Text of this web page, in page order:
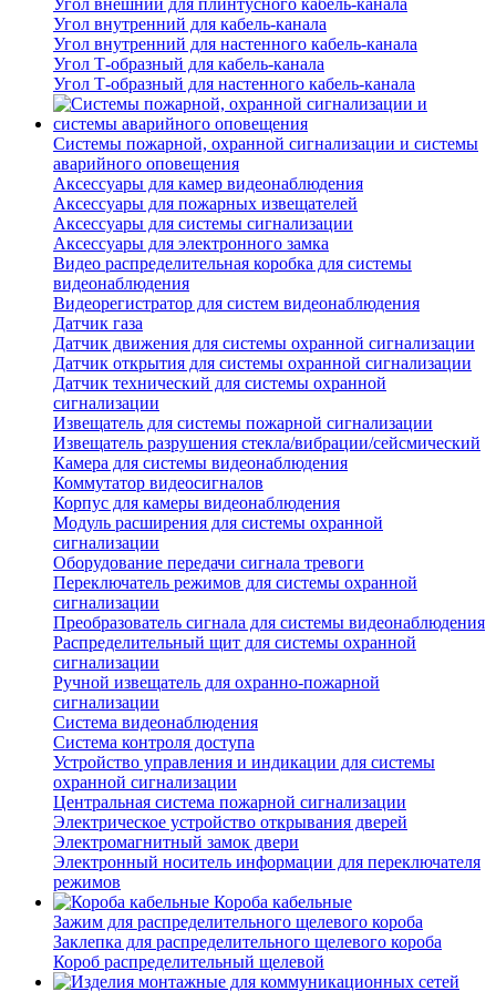
Угол внешний для плинтусного кабель-канала
Угол внутренний для кабель-канала
Угол внутренний для настенного кабель-канала
Угол Т-образный для кабель-канала
Угол Т-образный для настенного кабель-канала
Системы пожарной, охранной сигнализации и системы
аварийного оповещения
Аксессуары для камер видеонаблюдения
Аксессуары для пожарных извещателей
Аксессуары для системы сигнализации
Аксессуары для электронного замка
Видео распределительная коробка для системы
видеонаблюдения
Видеорегистратор для систем видеонаблюдения
Датчик газа
Датчик движения для системы охранной сигнализации
Датчик открытия для системы охранной сигнализации
Датчик технический для системы охранной
сигнализации
Извещатель для системы пожарной сигнализации
Извещатель разрушения стекла/вибрации/сейсмический
Камера для системы видеонаблюдения
Коммутатор видеосигналов
Корпус для камеры видеонаблюдения
Модуль расширения для системы охранной
сигнализации
Оборудование передачи сигнала тревоги
Переключатель режимов для системы охранной
сигнализации
Преобразователь сигнала для системы видеонаблюдения
Распределительный щит для системы охранной
сигнализации
Ручной извещатель для охранно-пожарной
сигнализации
Система видеонаблюдения
Система контроля доступа
Устройство управления и индикации для системы
охранной сигнализации
Центральная система пожарной сигнализации
Электрическое устройство открывания дверей
Электромагнитный замок двери
Электронный носитель информации для переключателя
режимов
Короба кабельные
Зажим для распределительного щелевого короба
Заклепка для распределительного щелевого короба
Короб распределительный щелевой